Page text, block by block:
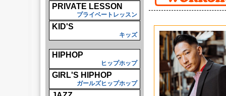
PRIVATE LESSON
プライベートレッスン
KID'S
キッズ
HIPHOP
ヒップホップ
GIRL'S HIPHOP
ガールズヒップホップ